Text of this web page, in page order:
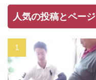
人気の投稿とページ